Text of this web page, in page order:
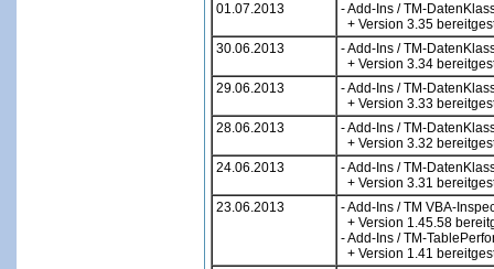
01.07.2013
- Add-Ins / TM-
+ Version 3.35
30.06.2013
- Add-Ins / TM-
+ Version 3.34
29.06.2013
- Add-Ins / TM-
+ Version 3.33
28.06.2013
- Add-Ins / TM-
+ Version 3.32
24.06.2013
- Add-Ins / TM-
+ Version 3.31
23.06.2013
- Add-Ins / TM VBA-
+ Version 1.45.58
- Add-Ins / TM-
+ Version 1.41